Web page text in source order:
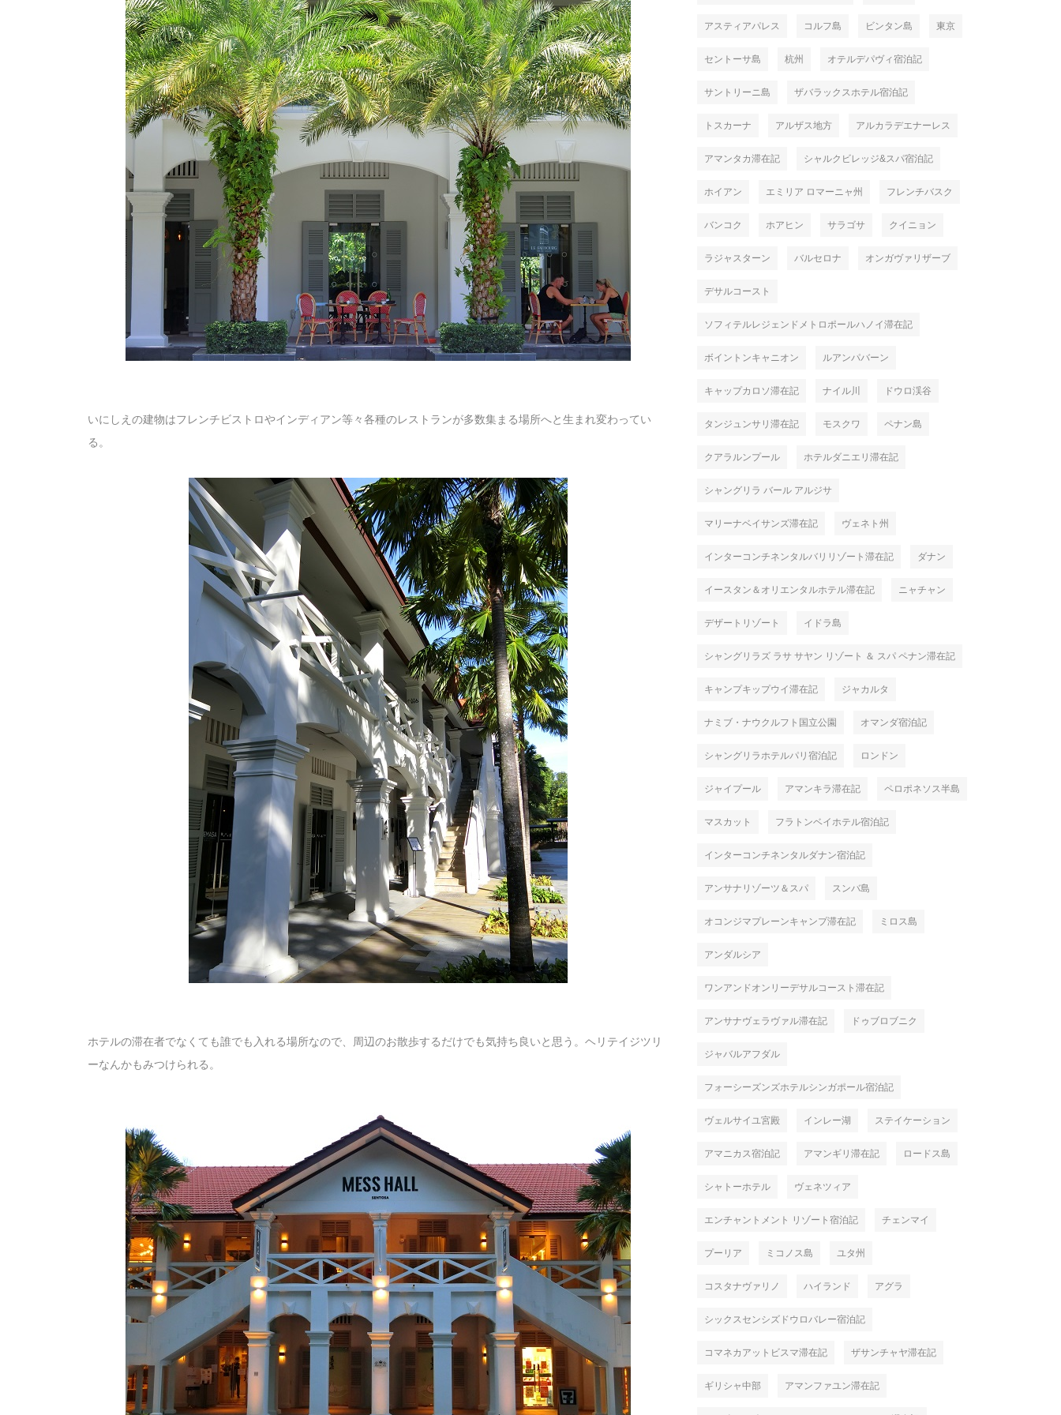
いにしえの建物はフレンチビストロやインディアン等々各種のレストランが多数集まる場所へと生まれ変わってい
る。
ホテルの滞在者でなくても誰でも入れる場所なので、周辺のお散歩するだけでも気持ち良いと思う。ヘリテイジツリ
ーなんかもみつけられる。
アスティアパレス コルフ島 ビンタン島 東京
セントーサ島 杭州 オテルデパヴィ宿泊記
サントリーニ島 ザバラックスホテル宿泊記
トスカーナ アルザス地方 アルカラデエナーレス
アマンタカ滞在記 シャルクビレッジ&スパ宿泊記
ホイアン エミリア ロマーニャ州 フレンチバスク
バンコク ホアヒン サラゴサ クイニョン
ラジャスターン バルセロナ オンガヴァリザーブ
デサルコースト
ソフィテルレジェンドメトロポールハノイ滞在記
ボイントンキャニオン ルアンパバーン
キャップカロソ滞在記 ナイル川 ドウロ渓谷
タンジュンサリ滞在記 モスクワ ペナン島
クアラルンプール ホテルダニエリ滞在記
シャングリラ バール アルジサ
マリーナベイサンズ滞在記 ヴェネト州
インターコンチネンタルバリリゾート滞在記 ダナン
イースタン＆オリエンタルホテル滞在記 ニャチャン
デザートリゾート イドラ島
シャングリラズ ラサ サヤン リゾート ＆ スパ ペナン滞在記
キャンプキップウイ滞在記 ジャカルタ
ナミブ・ナウクルフト国立公園 オマンダ宿泊記
シャングリラホテルパリ宿泊記 ロンドン
ジャイプール アマンキラ滞在記 ペロポネソス半島
マスカット フラトンベイホテル宿泊記
インターコンチネンタルダナン宿泊記
アンサナリゾーツ＆スパ スンバ島
オコンジマプレーンキャンプ滞在記 ミロス島
アンダルシア
ワンアンドオンリーデサルコースト滞在記
アンサナヴェラヴァル滞在記 ドゥブロブニク
ジャバルアフダル
フォーシーズンズホテルシンガポール宿泊記
ヴェルサイユ宮殿 インレー湖 ステイケーション
アマニカス宿泊記 アマンギリ滞在記 ロードス島
シャトーホテル ヴェネツィア
エンチャントメント リゾート宿泊記 チェンマイ
プーリア ミコノス島 ユタ州
コスタナヴァリノ ハイランド アグラ
シックスセンシズドウロバレー宿泊記
コマネカアットビスマ滞在記 ザサンチャヤ滞在記
ギリシャ中部 アマンファユン滞在記